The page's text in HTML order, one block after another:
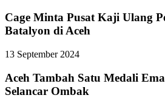
Cage Minta Pusat Kaji Ulang
Batalyon di Aceh
13 September 2024
Aceh Tambah Satu Medali
Selancar Ombak